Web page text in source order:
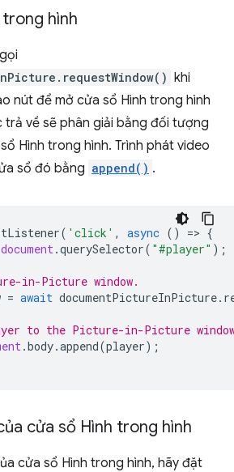
hình
khi
nút để mở cửa sổ Hình trong hình
về sẽ phân giải bằng đối tượng
Hình trong hình. Trình phát video
sổ đó bằng append() .
( 'click' , async () => {
document .querySelector( "#player" );
in-Picture window.
= await documentPictureInPicture.
to the Picture-in-Picture
.body.append(player);
cửa sổ Hình trong hình
cửa sổ Hình trong hình, hãy đặt